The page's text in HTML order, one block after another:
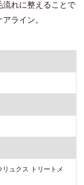
流れに整えることで
ライン。
ュクス トリートメ